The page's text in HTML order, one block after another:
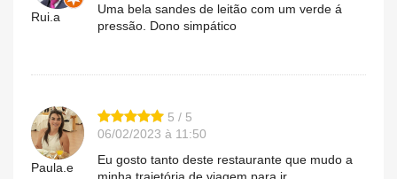
Rui.a
Uma bela sandes de leitão com um verde á
pressão. Dono simpático
Paula.e
5 / 5
06/02/2023 à 11:50
Eu gosto tanto deste restaurante que mudo a
minha trajetória de viagem para ir